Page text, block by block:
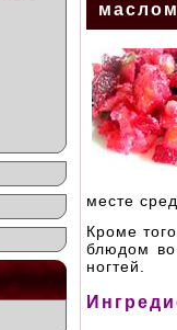
маслом
месте
Кроме
блюдом
ногтей.